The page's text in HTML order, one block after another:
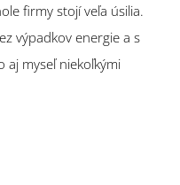
firmy stojí veľa úsilia.
výpadkov energie a s
aj myseľ niekoľkými